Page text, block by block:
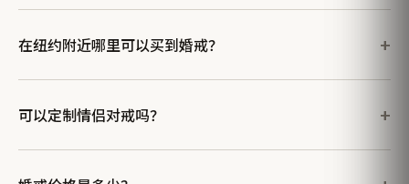
在纽约附近哪里可以买到婚戒？
可以定制情侣对戒吗？